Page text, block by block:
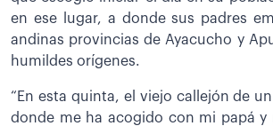
en ese lugar, a donde sus padres
andinas provincias de Ayacucho y
humildes orígenes.
“En esta quinta, el viejo callejón de
donde me ha acogido con mi papá y